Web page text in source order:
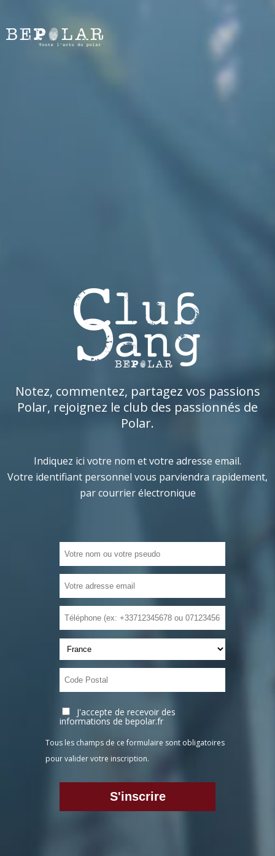
Notez, commentez, partagez vos passions
Polar, rejoignez le club des passionnés de
Polar.
Indiquez ici votre nom et votre adresse email.
Votre identifiant personnel vous parviendra rapidement,
par courrier électronique
J'accepte de recevoir des
informations de bepolar.fr
Tous les champs de ce formulaire sont obligatoires
pour valider votre inscription.